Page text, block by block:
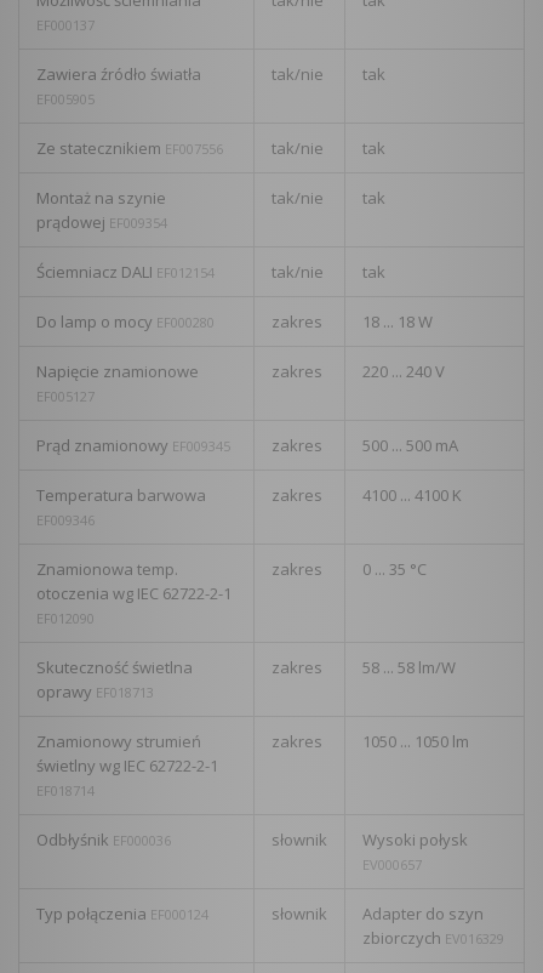
EF000137
Zawiera źródło światła
EF005905
tak/nie tak
Ze statecznikiem EF007556 tak/nie tak
Montaż na szynie
prądowej EF009354
tak/nie tak
Ściemniacz DALI EF012154 tak/nie tak
Do lamp o mocy EF000280 zakres 18 ... 18 W
Napięcie znamionowe
EF005127
zakres 220 ... 240 V
Prąd znamionowy EF009345 zakres 500 ... 500 mA
Temperatura barwowa
EF009346
zakres 4100 ... 4100 K
Znamionowa temp.
otoczenia wg IEC 62722-2-1
EF012090
zakres 0 ... 35 °C
Skuteczność świetlna
oprawy EF018713
zakres 58 ... 58 lm/W
Znamionowy strumień
świetlny wg IEC 62722-2-1
EF018714
zakres 1050 ... 1050 lm
Odbłyśnik EF000036 słownik Wysoki połysk
EV000657
Typ połączenia EF000124 słownik
Adapter do szyn
zbiorczych EV016329